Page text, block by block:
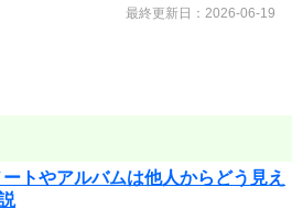
最終更新日：2026-06-19
トやアルバムは他人からどう見え